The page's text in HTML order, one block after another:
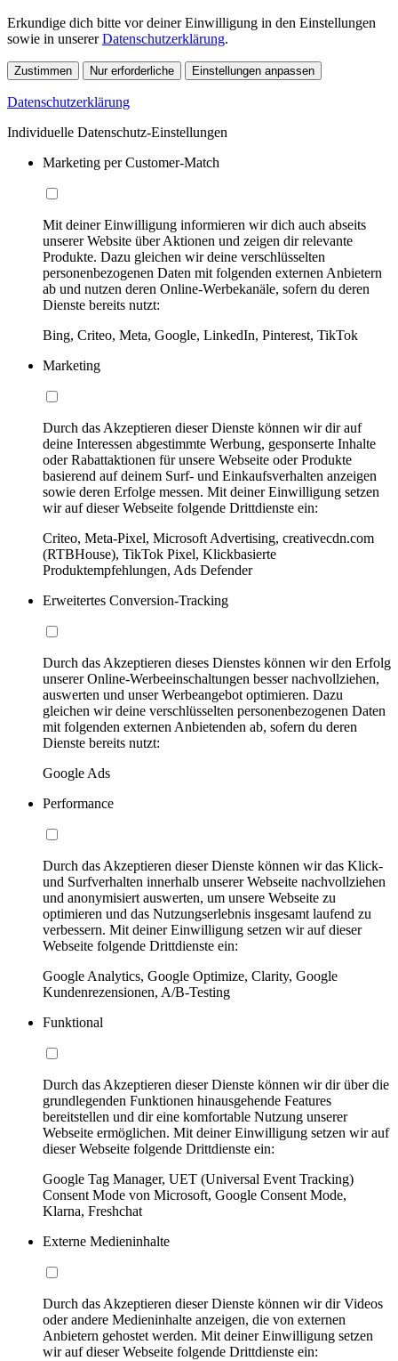
Erkundige dich bitte vor deiner Einwilligung in den Einstellungen
sowie in unsererDatenschutzerklärung.
Zustimmen Nur erforderliche Einstellungen anpassen
Datenschutzerklärung
Individuelle Datenschutz-Einstellungen
Marketing per Customer-Match
Mit deiner Einwilligung informieren wir dich auch abseits
unserer Website über Aktionen und zeigen dir relevante
Produkte. Dazu gleichen wir deine verschlüsselten
personenbezogenen Daten mit folgenden externen Anbietern
ab und nutzen deren Online-Werbekanäle, sofern du deren
Dienste bereits nutzt:
Bing, Criteo, Meta, Google, LinkedIn, Pinterest, TikTok
Marketing
Durch das Akzeptieren dieser Dienste können wir dir auf
deine Interessen abgestimmte Werbung, gesponserte Inhalte
oder Rabattaktionen für unsere Webseite oder Produkte
basierend auf deinem Surf- und Einkaufsverhalten anzeigen
sowie deren Erfolge messen. Mit deiner Einwilligung setzen
wir auf dieser Webseite folgende Drittdienste ein:
Criteo, Meta-Pixel, Microsoft Advertising, creativecdn.com
(RTBHouse), TikTok Pixel, Klickbasierte
Produktempfehlungen, Ads Defender
Erweitertes Conversion-Tracking
Durch das Akzeptieren dieses Dienstes können wir den Erfolg
unserer Online-Werbeeinschaltungen besser nachvollziehen,
auswerten und unser Werbeangebot optimieren. Dazu
gleichen wir deine verschlüsselten personenbezogenen Daten
mit folgenden externen Anbietenden ab, sofern du deren
Dienste bereits nutzt:
Google Ads
Performance
Durch das Akzeptieren dieser Dienste können wir das Klick-
und Surfverhalten innerhalb unserer Webseite nachvollziehen
und anonymisiert auswerten, um unsere Webseite zu
optimieren und das Nutzungserlebnis insgesamt laufend zu
verbessern. Mit deiner Einwilligung setzen wir auf dieser
Webseite folgende Drittdienste ein:
Google Analytics, Google Optimize, Clarity, Google
Kundenrezensionen, A/B-Testing
Funktional
Durch das Akzeptieren dieser Dienste können wir dir über die
grundlegenden Funktionen hinausgehende Features
bereitstellen und dir eine komfortable Nutzung unserer
Webseite ermöglichen. Mit deiner Einwilligung setzen wir auf
dieser Webseite folgende Drittdienste ein:
Google Tag Manager, UET (Universal Event Tracking)
Consent Mode von Microsoft, Google Consent Mode,
Klarna, Freshchat
Externe Medieninhalte
Durch das Akzeptieren dieser Dienste können wir dir Videos
oder andere Medieninhalte anzeigen, die von externen
Anbietern gehostet werden. Mit deiner Einwilligung setzen
wir auf dieser Webseite folgende Drittdienste ein: